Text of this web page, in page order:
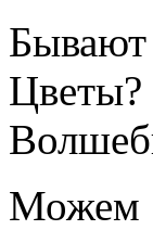
Цветы?
Можем